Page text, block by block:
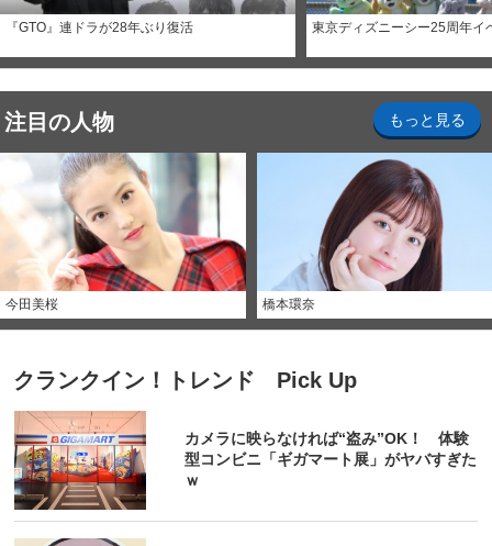
『GTO』連ドラが28年ぶり復活 東京ディズニーシー25周年イ
注目の人物 もっと見る
今田美桜 橋本環奈
クランクイン！トレンド Pick Up
カメラに映らなければ“盗み”OK！ 体験
型コンビニ「ギガマート展」がヤバすぎた
ｗ